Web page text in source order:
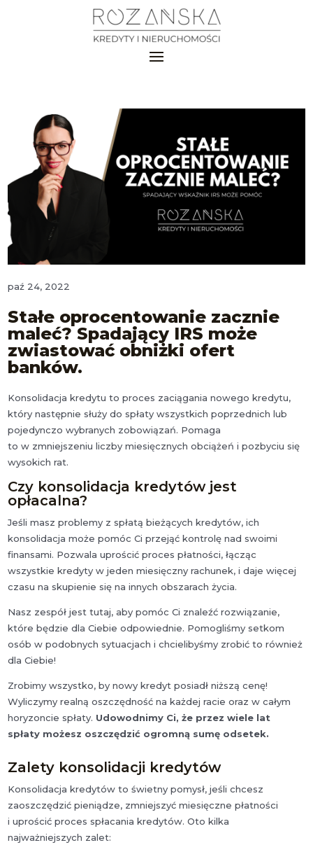
paź 24, 2022
Stałe oprocentowanie zacznie
maleć? Spadający IRS może
zwiastować obniżki ofert
banków.
Konsolidacja kredytu to proces zaciągania nowego kredytu,
który następnie służy do spłaty wszystkich poprzednich lub
pojedynczo wybranych zobowiązań. Pomaga
to w zmniejszeniu liczby miesięcznych obciążeń i pozbyciu się
wysokich rat.
Czy konsolidacja kredytów jest
opłacalna?
Jeśli masz problemy z spłatą bieżących kredytów, ich
konsolidacja może pomóc Ci przejąć kontrolę nad swoimi
finansami. Pozwala uprościć proces płatności, łącząc
wszystkie kredyty w jeden miesięczny rachunek, i daje więcej
czasu na skupienie się na innych obszarach życia.
Nasz zespół jest tutaj, aby pomóc Ci znaleźć rozwiązanie,
które będzie dla Ciebie odpowiednie. Pomogliśmy setkom
osób w podobnych sytuacjach i chcielibyśmy zrobić to również
dla Ciebie!
Zrobimy wszystko, by nowy kredyt posiadł niższą cenę!
Wyliczymy realną oszczędność na każdej racie oraz w całym
horyzoncie spłaty. Udowodnimy Ci, że przez wiele lat
spłaty możesz oszczędzić ogromną sumę odsetek.
Zalety konsolidacji kredytów
Konsolidacja kredytów to świetny pomysł, jeśli chcesz
zaoszczędzić pieniądze, zmniejszyć miesięczne płatności
i uprościć proces spłacania kredytów. Oto kilka
najważniejszych zalet: